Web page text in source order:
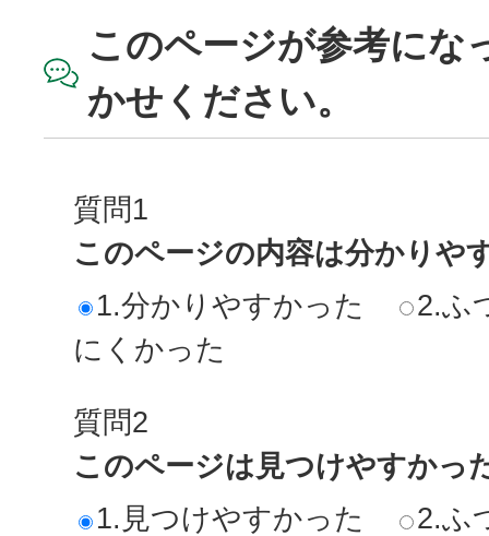
このページが参考にな
かせください。
質問1
このページの内容は分かりや
1.分かりやすかった
2.ふ
にくかった
質問2
このページは見つけやすかっ
1.見つけやすかった
2.ふ